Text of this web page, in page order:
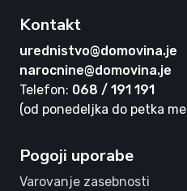
Kontakt
urednistvo@domovina.je
narocnine@domovina.je
Telefon: 068 / 191 191
(od ponedeljka do petka
Pogoji uporabe
Varovanje zasebnosti